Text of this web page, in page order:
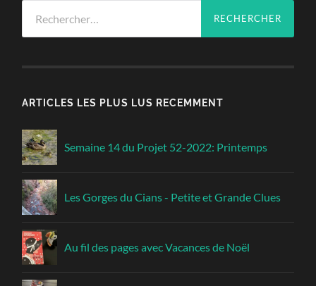
ARTICLES LES PLUS LUS RECEMMENT
Semaine 14 du Projet 52-2022: Printemps
Les Gorges du Cians - Petite et Grande Clues
Au fil des pages avec Vacances de Noël